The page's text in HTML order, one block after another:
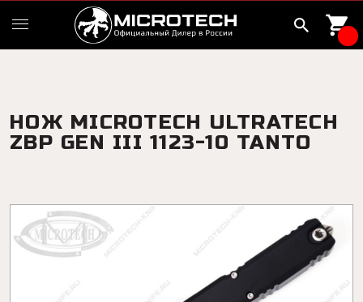
НОЖ MICROTECH ULTRATECH
ZBP GEN III 1123-10 TANTO